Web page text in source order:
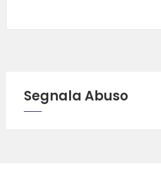
Segnala Abuso